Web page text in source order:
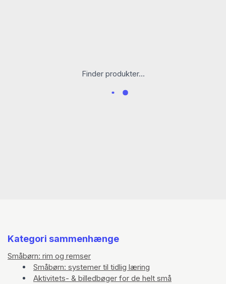
Finder produkter...
Kategori sammenhænge
Småbørn: rim og remser
Småbørn: systemer til tidlig læring
Aktivitets- & billedbøger for de helt små